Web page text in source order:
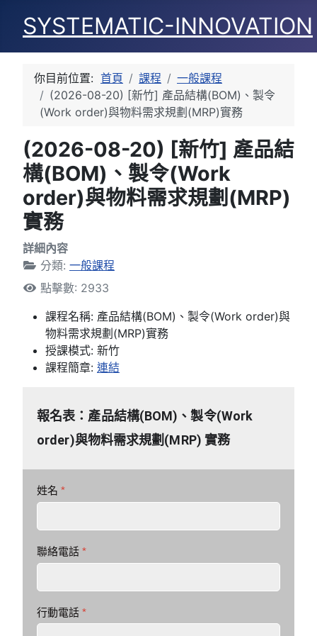
SYSTEMATIC-INNOVATION
你目前位置: 首頁 課程
一般課程
(2026-08-20) [新竹] 產品結構(BOM)、製令
(Work order)與物料需求規劃(MRP)實務
(2026-08-20) [新竹] 產品結
構(BOM)、製令(Work
order)與物料需求規劃(MRP)
實務
詳細內容
分類: 一般課程
點擊數: 2933
課程名稱: 產品結構(BOM)、製令(Work order)與
物料需求規劃(MRP)實務
授課模式: 新竹
課程簡章: 連結
報名表：產品結構(BOM)、製令(Work
order)與物料需求規劃(MRP) 實務
姓名 *
聯絡電話 *
行動電話 *